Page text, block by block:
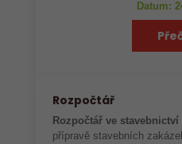
Datum:
Rozpočtář
Rozpočtář ve stavebnictví
přípravě stavebních